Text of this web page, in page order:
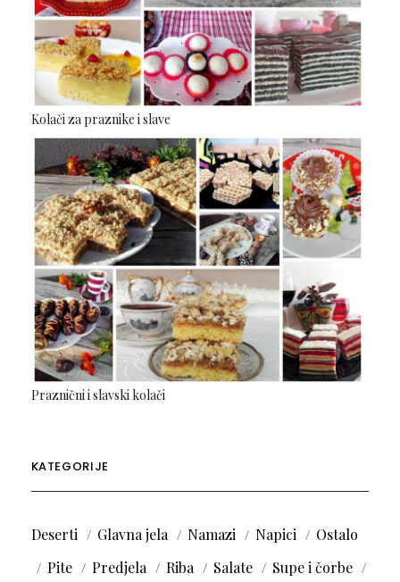
Kolači za praznike i slave
Praznični i slavski kolači
KATEGORIJE
Deserti Glavna jela Namazi Napici
Ostalo
Pite
Predjela Riba Salate
Supe i čorbe